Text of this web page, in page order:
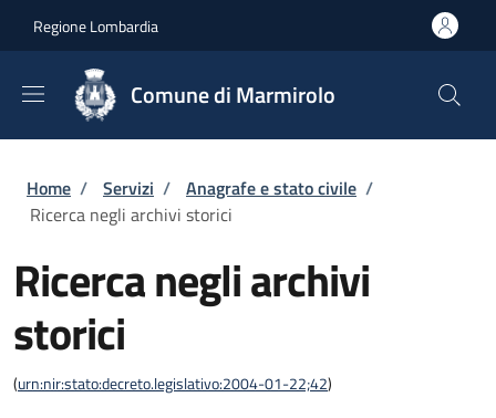
Regione Lombardia
Comune di Marmirolo
Briciole di pane
Home / Servizi / Anagrafe e stato civile /
Ricerca negli archivi storici
Ricerca negli archivi
storici
(urn:nir:stato:decreto.legislativo:2004-01-22;42)